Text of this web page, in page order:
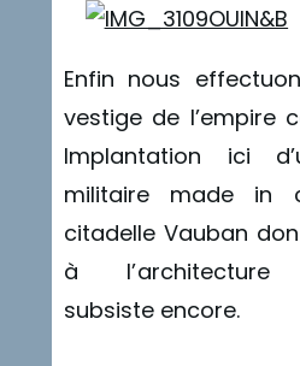
Enfin nous
vestige de l’empire
Implantation ici
militaire made in
citadelle Vauban
à l’architecture
subsiste encore.